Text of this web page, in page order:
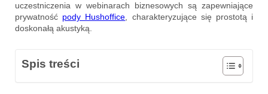
uczestniczenia w webinarach biznesowych są zapewniające
prywatność pody Hushoffice, charakteryzujące się prostotą i
doskonałą akustyką.
Spis treści